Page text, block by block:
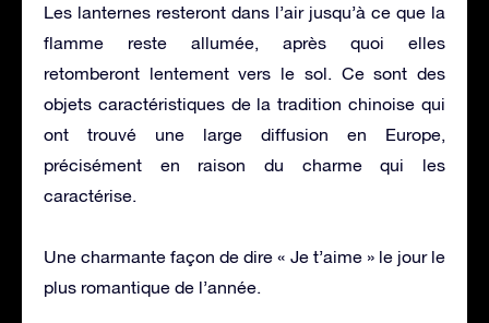
Les lanternes resteront dans l’air jusqu’à ce que la
flamme reste allumée, après quoi elles
retomberont lentement vers le sol. Ce sont des
objets caractéristiques de la tradition chinoise qui
ont trouvé une large diffusion en Europe,
précisément en raison du charme qui les
caractérise.
Une charmante façon de dire « Je t’aime » le jour le
plus romantique de l’année.